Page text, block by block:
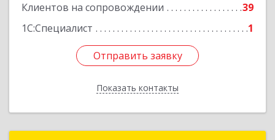
Клиентов на сопровождении
39
1С:Специалист
1
Отправить заявку
Показать контакты
Отправить заявку
Назад